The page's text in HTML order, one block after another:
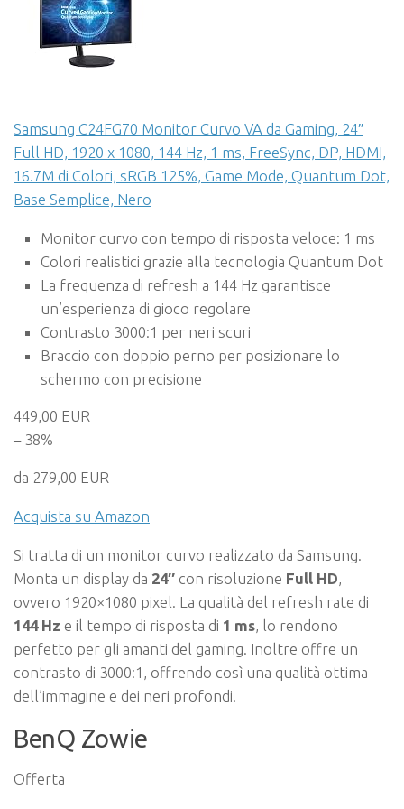
Samsung C24FG70 Monitor Curvo VA da Gaming, 24″
Full HD, 1920 x 1080, 144 Hz, 1 ms, FreeSync, DP, HDMI,
16.7M di Colori, sRGB 125%, Game Mode, Quantum Dot,
Base Semplice, Nero
Monitor curvo con tempo di risposta veloce: 1 ms
Colori realistici grazie alla tecnologia Quantum Dot
La frequenza di refresh a 144 Hz garantisce
un’esperienza di gioco regolare
Contrasto 3000:1 per neri scuri
Braccio con doppio perno per posizionare lo
schermo con precisione
449,00 EUR
– 38%
da 279,00 EUR
Acquista su Amazon
Si tratta di un monitor curvo realizzato da Samsung.
Monta un display da 24″ con risoluzione Full HD
ovvero 1920×1080 pixel. La qualità del refresh rate di
144 Hz e il tempo di risposta di 1 ms , lo rendono
perfetto per gli amanti del gaming. Inoltre offre un
contrasto di 3000:1, offrendo così una qualità ottima
dell’immagine e dei neri profondi.
BenQ Zowie
Offerta